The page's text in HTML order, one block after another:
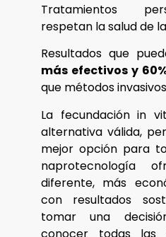
Tratamientos
respetan la salud de
Resultados que
más efectivos y
que métodos
La fecundación in
alternativa válida,
mejor opción para
naprotecnología
diferente, más
con resultados
tomar una
conocer todas las